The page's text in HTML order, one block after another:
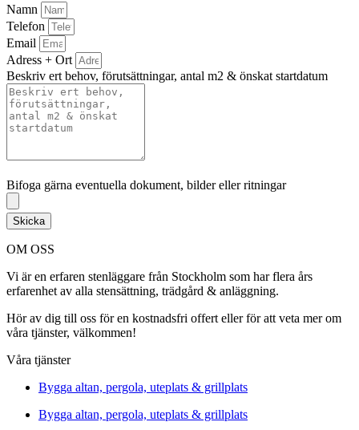
Namn
Telefon
Email
Adress + Ort
Beskriv ert behov, förutsättningar, antal m2 & önskat startdatum
Bifoga gärna eventuella dokument, bilder eller ritningar
Skicka
OM OSS
Vi är en erfaren stenläggare från Stockholm som har flera års
erfarenhet av alla stensättning, trädgård & anläggning.
Hör av dig till oss för en kostnadsfri offert eller för att veta mer om
våra tjänster, välkommen!
Våra tjänster
Bygga altan, pergola, uteplats & grillplats
Bygga altan, pergola, uteplats & grillplats